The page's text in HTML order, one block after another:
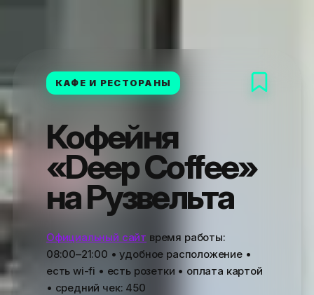
КАФЕ И РЕСТОРАНЫ
Кофейня
«Deep Coffee»
на Рузвельта
Официальный сайт время работы:
08:00–21:00 • удобное расположение •
есть wi-fi • есть розетки • оплата картой
• средний чек: 450